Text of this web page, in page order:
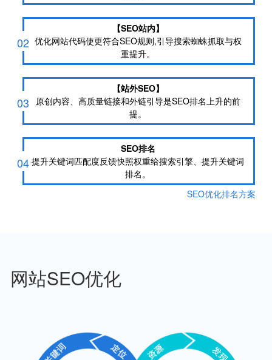
02
【SEO站内】
优化网站代码使更符合SEO规则,引导搜索蜘蛛抓取与权
重提升。
03
【站外SEO】
原创内容、高质量链接和外链引导是SEO排名上升的前
提。
04
SEO排名
提升关键词匹配度反馈快照权重给搜索引擎、提升关键词
排名。
SEO优化排名方案
网站SEO优化